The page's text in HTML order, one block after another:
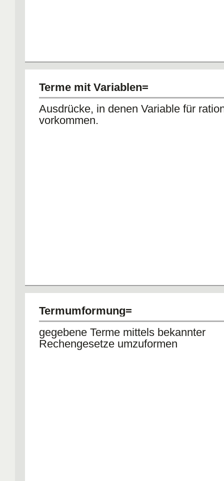
Terme mit Variablen=
Ausdrücke, in denen Variable für
vorkommen.
Termumformung=
gegebene Terme mittels bekannter
Rechengesetze umzuformen